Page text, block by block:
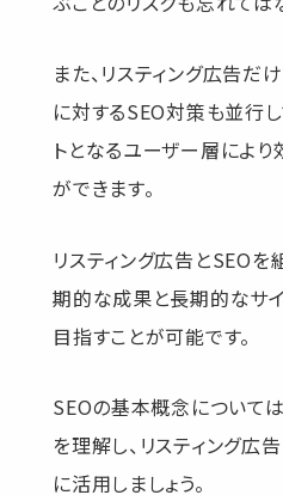
また、リスティング広告だ
に対するSEO対策も並行し
トとなるユーザー層によ
ができます。
リスティング広告とSEOを
期的な成果と長期的なサ
目指すことが可能です。
SEOの基本概念については
を理解し、リスティング広
に活用しましょう。